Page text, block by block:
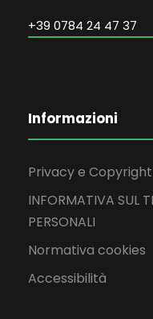
+39 0784 24 47 37
Informazioni
Privacy e Copyright
INFORMATIVA SUL
PERSONALI
Normativa cookies
Accessibilità